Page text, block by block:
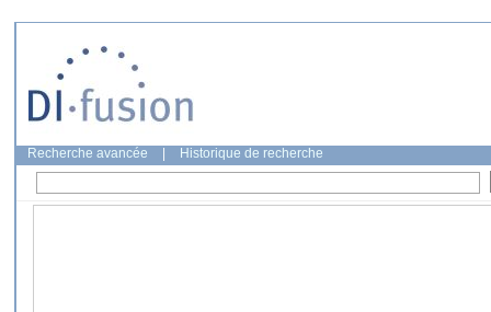
Recherche avancée Historique de recherche